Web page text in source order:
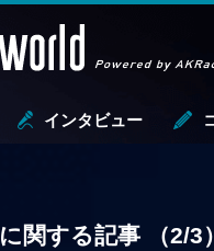
インタビュー
に関する記事 （2/3）